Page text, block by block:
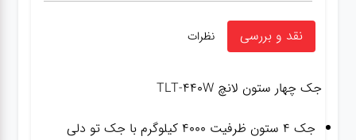
نقد و بررسی نظرات
جک چهار ستون لانچ TLT-440W
جک ۴ ستون ظرفیت ۴۰۰۰ کیلوگرم با جک تو دلی